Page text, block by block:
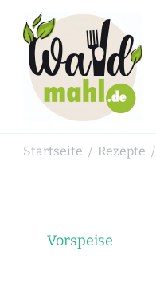
Startseite / Rezepte /
Vorspeise